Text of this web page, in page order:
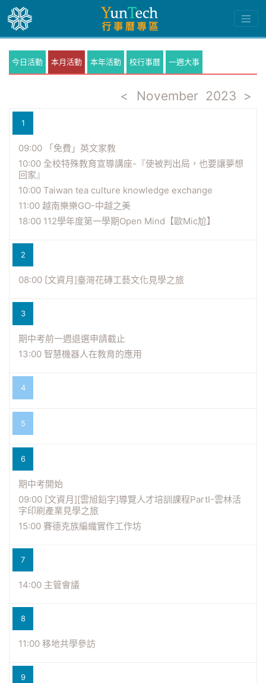
今日活動 本月活動 本年活動 校行事曆 一週大事
< November 2023 >
1
09:00 「免費」英文家教
10:00 全校特殊教育宣導講座-『使被判出局，也要讓夢想
回家』
10:00 Taiwan tea culture knowledge exchange
11:00 越南樂樂GO-中越之美
18:00 112學年度第一學期Open Mind【歐Mic尬】
2
08:00 [文資月]臺灣花磚工藝文化見學之旅
3
期中考前一週退選申請截止
13:00 智慧機器人在教育的應用
4
5
6
期中考開始
09:00 [文資月][雲旭鉛字]導覽人才培訓課程PartI-雲林活
字印刷產業見學之旅
15:00 賽德克族編織實作工作坊
7
14:00 主管會議
8
11:00 移地共學參訪
9